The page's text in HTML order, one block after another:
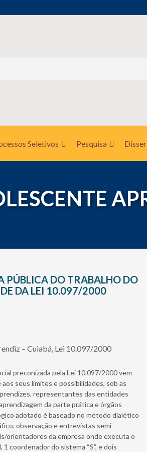
Seletivos Pesquisa
PÚBLICA DO TRABALHO DO
DA LEI 10.097/2000
– Cuiabá, Lei 10.097/2000
preconizada pela Lei 10.097/2000 vem
seus limites e possibilidades, sob as
representantes das entidades
da parte prática e órgãos
adotado é baseado no método dialético
observação e entrevistas semi-
orientadores da empresa onde executa o
coordenador do sistema “S”, e dois